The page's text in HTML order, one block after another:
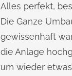
Alles perfekt,
Die Ganze
gewissenhaft
die Anlage
um wieder